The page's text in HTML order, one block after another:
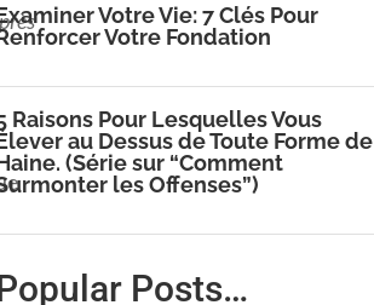
Votre Vie: 7 Clés Pour
Votre Fondation
Raisons Pour Lesquelles Vous
au Dessus de Toute Forme de
(Série sur “Comment
les Offenses”)
Posts…